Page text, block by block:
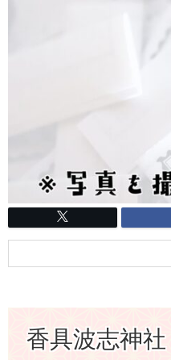
香具波志神社